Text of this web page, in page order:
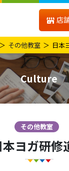
店
その他教室 日本
Culture
その他教室
本ヨガ研修